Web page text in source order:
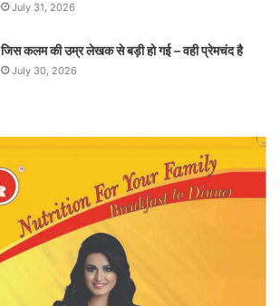
July 31, 2026
जिस कलम की उम्र लेखक से बड़ी हो गई – वही प्रेमचंद है
July 30, 2026